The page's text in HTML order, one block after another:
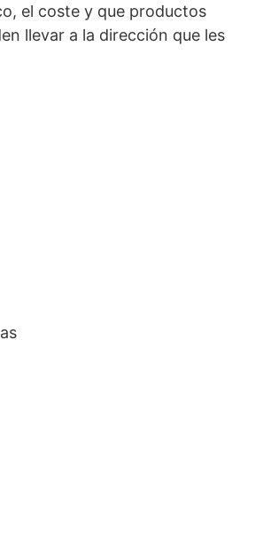
el coste y que productos
llevar a la dirección que les